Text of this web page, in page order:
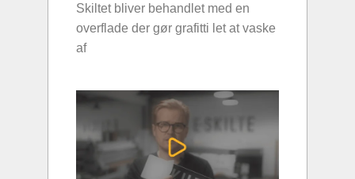
Skiltet bliver behandlet med en
overflade der gør grafitti let at vaske
af